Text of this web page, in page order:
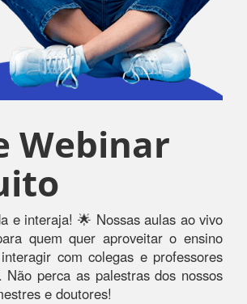
Webinar
e interaja! 🌟 Nossas aulas ao vivo
quem quer aproveitar o ensino
com colegas e professores
perca as palestras dos nossos
e doutores!